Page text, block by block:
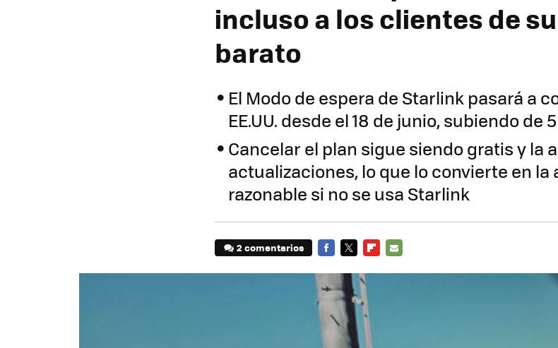
incluso a los clientes de
barato
El Modo de espera de Starlink pasará a
EE.UU. desde el 18 de junio, subiendo de
Cancelar el plan sigue siendo gratis y la
actualizaciones, lo que lo convierte en
razonable si no se usa Starlink
2 comentarios